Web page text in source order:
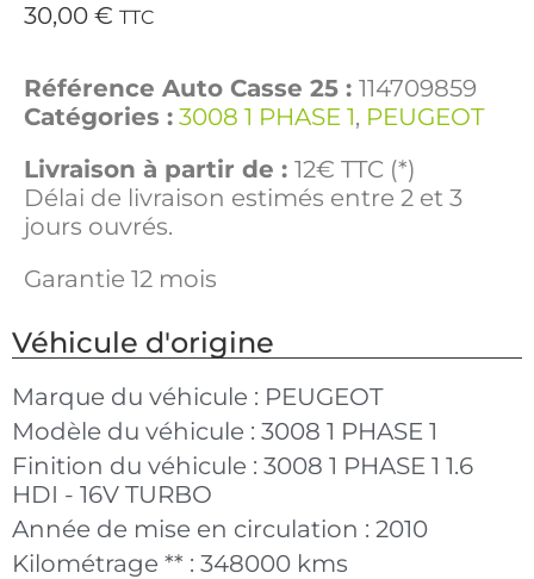
30,00 € TTC
Référence Auto Casse 25 : 114709859
Catégories : 3008 1 PHASE 1, PEUGEOT
Livraison à partir de : 12€ TTC (*)
Délai de livraison estimés entre 2 et 3
jours ouvrés.
Garantie 12 mois
Véhicule d'origine
Marque du véhicule : PEUGEOT
Modèle du véhicule : 3008 1 PHASE 1
Finition du véhicule : 3008 1 PHASE 1 1.6
HDI - 16V TURBO
Année de mise en circulation : 2010
Kilométrage ** : 348000 kms